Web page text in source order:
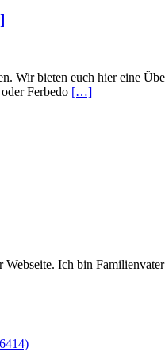
Wir bieten euch hier eine
Ferbedo […]
Ich bin